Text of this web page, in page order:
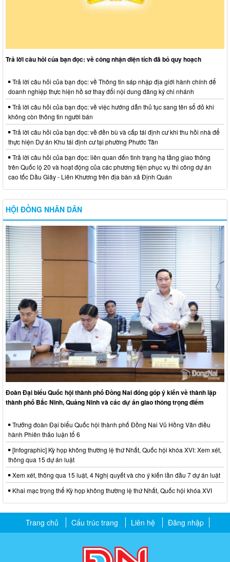
Trả lời câu hỏi của bạn đọc: về công nhận diện tích đã bỏ quy hoạch
Trả lời câu hỏi của bạn đọc: về Thông tin sáp nhập địa giới hành chính để
doanh nghiệp thực hiện hồ sơ thay đổi nội dung đăng ký chi nhánh
Trả lời câu hỏi của bạn đọc: về việc hướng dẫn thủ tục sang tên sổ đỏ khi
không còn thông tin người bán
Trả lời câu hỏi của bạn đọc: về đền bù và cấp tái định cư khi thu hồi nhà để
thực hiện Dự án Khu tái định cư tại phường Phước Tân
Trả lời câu hỏi của bạn đọc: liên quan đến tình trạng hạ tầng giao thông
trên Quốc lộ 20 và hoạt động của các phương tiện phục vụ thi công dự án
cao tốc Dầu Giây - Liên Khương trên địa bàn xã Định Quán
HỘI ĐỒNG NHÂN DÂN
Đoàn Đại biểu Quốc hội thành phố Đồng Nai đóng góp ý kiến về thành lập
thành phố Bắc Ninh, Quảng Ninh và các dự án giao thông trọng điểm
Trưởng đoàn Đại biểu Quốc hội thành phố Đồng Nai Vũ Hồng Văn điều
hành Phiên thảo luận tổ 6
[Infographic] Kỳ họp không thường lệ thứ Nhất, Quốc hội khóa XVI: Xem xét,
thông qua 15 dự án luật
Xem xét, thông qua 15 luật, 4 Nghị quyết và cho ý kiến lần đầu 7 dự án luật
Khai mạc trọng thể Kỳ họp không thường lệ thứ Nhất, Quốc hội khóa XVI
Trang chủ Cấu trúc trang Liên hệ Đăng nhập